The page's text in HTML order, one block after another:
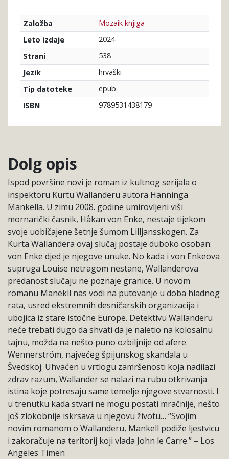
Založba
Mozaik knjiga
Leto izdaje
2024
Strani
538
Jezik
hrvaški
Tip datoteke
epub
ISBN
9789531438179
Dolg opis
Ispod površine novi je roman iz kultnog serijala o
inspektoru Kurtu Wallanderu autora Hanninga
Mankella. U zimu 2008. godine umirovljeni viši
mornarički časnik, Håkan von Enke, nestaje tijekom
svoje uobičajene šetnje šumom Lilljansskogen. Za
Kurta Wallandera ovaj slučaj postaje duboko osoban:
von Enke djed je njegove unuke. No kada i von Enkeova
supruga Louise netragom nestane, Wallanderova
predanost slučaju ne poznaje granice. U novom
romanu Manekll nas vodi na putovanje u doba hladnog
rata, usred ekstremnih desničarskih organizacija i
ubojica iz stare istočne Europe. Detektivu Wallanderu
neće trebati dugo da shvati da je naletio na kolosalnu
tajnu, možda na nešto puno ozbiljnije od afere
Wennerström, najvećeg špijunskog skandala u
Švedskoj. Uhvaćen u vrtlogu zamršenosti koja nadilazi
zdrav razum, Wallander se nalazi na rubu otkrivanja
istina koje potresaju same temelje njegove stvarnosti. I
u trenutku kada stvari ne mogu postati mračnije, nešto
još zlokobnije iskrsava u njegovu životu… “Svojim
novim romanom o Wallanderu, Mankell podiže ljestvicu
i zakoračuje na teritorij koji vlada John le Carre.” – Los
Angeles Timen